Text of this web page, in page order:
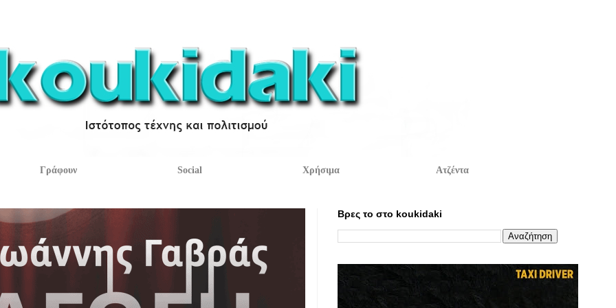
Γράφουν Social Χρήσιμα Ατζέντα
Βρες το στο koukidaki